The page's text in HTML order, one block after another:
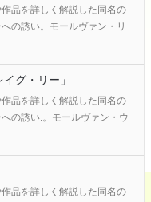
品を詳しく解説した同名の
の誘い。モールヴァン・リ
グ・リー」
品を詳しく解説した同名の
の誘い.。モールヴァン・ウ
品を詳しく解説した同名の